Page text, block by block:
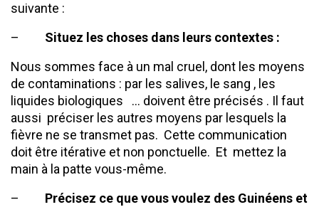
suivante :
– Situez les choses dans leurs contextes :
Nous sommes face à un mal cruel, dont les moyens
de contaminations : par les salives, le sang , les
liquides biologiques … doivent être précisés . Il faut
aussi préciser les autres moyens par lesquels la
fièvre ne se transmet pas. Cette communication
doit être itérative et non ponctuelle. Et mettez la
main à la patte vous-même.
– Précisez ce que vous voulez des Guinéens et